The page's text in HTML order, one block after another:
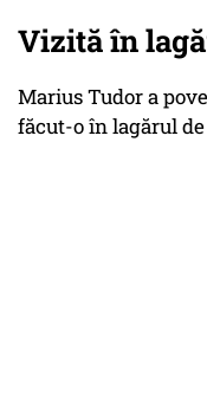
Vizită în
Marius Tudor a
făcut-o în lagărul